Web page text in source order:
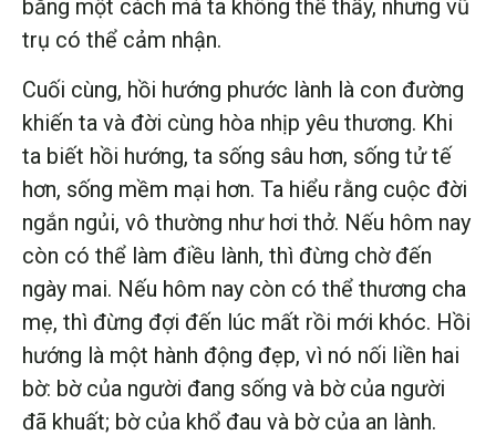
bằng một cách mà ta không thể thấy, nhưng vũ
trụ có thể cảm nhận.
Cuối cùng, hồi hướng phước lành là con đường
khiến ta và đời cùng hòa nhịp yêu thương. Khi
ta biết hồi hướng, ta sống sâu hơn, sống tử tế
hơn, sống mềm mại hơn. Ta hiểu rằng cuộc đời
ngắn ngủi, vô thường như hơi thở. Nếu hôm nay
còn có thể làm điều lành, thì đừng chờ đến
ngày mai. Nếu hôm nay còn có thể thương cha
mẹ, thì đừng đợi đến lúc mất rồi mới khóc. Hồi
hướng là một hành động đẹp, vì nó nối liền hai
bờ: bờ của người đang sống và bờ của người
đã khuất; bờ của khổ đau và bờ của an lành.